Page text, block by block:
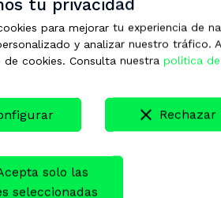
tu privacidad
para mejorar tu experiencia de
y analizar nuestro tráfico.
de cookies. Consulta nuestra política
clear Rechazar
seleccionadas